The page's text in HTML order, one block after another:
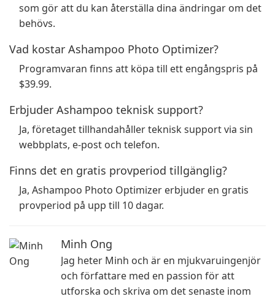
som gör att du kan återställa dina ändringar om det
behövs.
Vad kostar Ashampoo Photo Optimizer?
Programvaran finns att köpa till ett engångspris på
$39.99.
Erbjuder Ashampoo teknisk support?
Ja, företaget tillhandahåller teknisk support via sin
webbplats, e-post och telefon.
Finns det en gratis provperiod tillgänglig?
Ja, Ashampoo Photo Optimizer erbjuder en gratis
provperiod på upp till 10 dagar.
Minh Ong
Jag heter Minh och är en mjukvaruingenjör
och författare med en passion för att
utforska och skriva om det senaste inom